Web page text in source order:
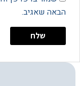
שאגיב.
מרחב